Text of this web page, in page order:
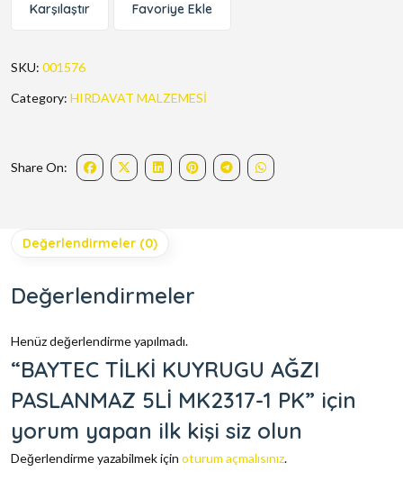
Karşılaştır Favoriye Ekle
SKU: 001576
Category: HIRDAVAT MALZEMESİ
Share On:
Değerlendirmeler (0)
Değerlendirmeler
Henüz değerlendirme yapılmadı.
“BAYTEC TİLKİ KUYRUGU AĞZI
PASLANMAZ 5Lİ MK2317-1 PK” için
yorum yapan ilk kişi siz olun
Değerlendirme yazabilmek için oturum açmalısınız.